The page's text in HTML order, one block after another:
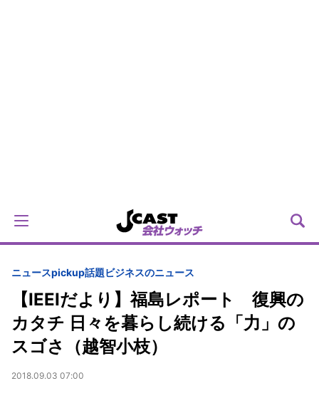
ニュースpickup話題ビジネスのニュース
【IEEIだより】福島レポート 復興の
カタチ 日々を暮らし続ける「力」の
スゴさ（越智小枝）
2018.09.03 07:00